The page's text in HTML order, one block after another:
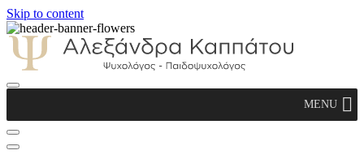
Skip to content
Παιδοψυχολόγος
MENU